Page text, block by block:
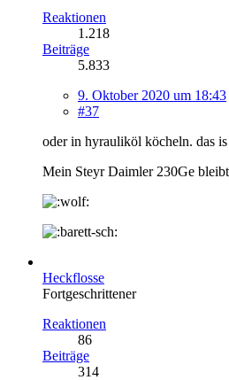
Reaktionen
1.218
Beiträge
5.833
9. Oktober 2020 um 18:43
#37
oder in hyrauliköl köcheln. das is
Mein Steyr Daimler 230Ge
Heckflosse
Fortgeschrittener
Reaktionen
86
Beiträge
314